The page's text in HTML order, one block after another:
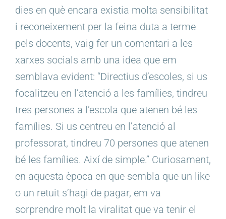
dies en què encara existia molta sensibilitat
i reconeixement per la feina duta a terme
pels docents, vaig fer un comentari a les
xarxes socials amb una idea que em
semblava evident: “Directius d’escoles, si us
focalitzeu en l’atenció a les famílies, tindreu
tres persones a l’escola que atenen bé les
famílies. Si us centreu en l’atenció al
professorat, tindreu 70 persones que atenen
bé les famílies. Així de simple.” Curiosament,
en aquesta època en que sembla que un like
o un retuit s’hagi de pagar, em va
sorprendre molt la viralitat que va tenir el